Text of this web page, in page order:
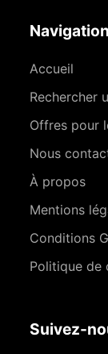
Navigation
Accueil
Rechercher
Offres pour
Nous
À propos
Mentions
Conditions
Politique de
Suivez-